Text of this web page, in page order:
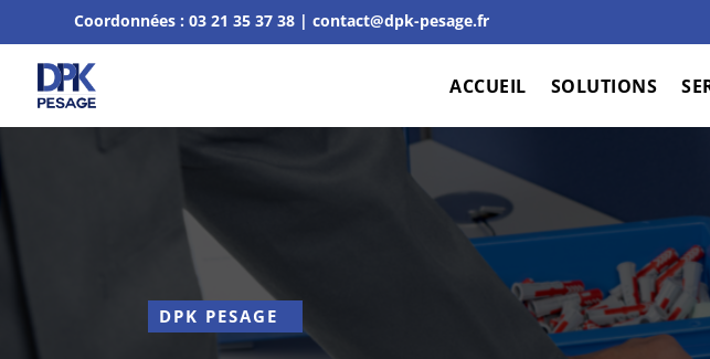
Coordonnées :03 21 35 37 38 |contact@dpk-pesage.fr
ACCUEIL SOLUTIONS
DPK PESAGE